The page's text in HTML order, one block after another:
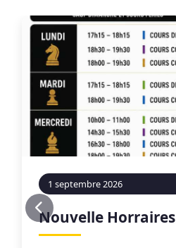
1 septembre 2026
Nouvelle Horraires